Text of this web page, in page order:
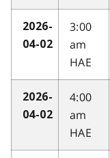
2026-
04-02
3:00
am
HAE
2026-
04-02
4:00
am
HAE